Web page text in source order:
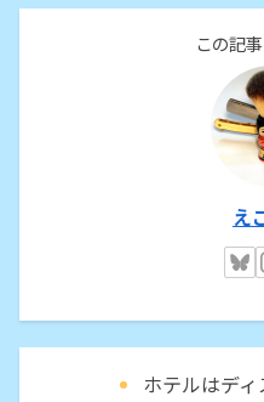
この記
え
ホテルはデ